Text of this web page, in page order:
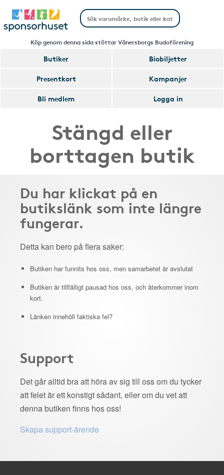
Köp genom denna sida stöttar Vänersborgs Budoförening
Butiker
Biobiljetter
Presentkort
Kampanjer
Bli medlem
Logga in
Stängd eller
borttagen butik
Du har klickat på en
butikslänk som inte längre
fungerar.
Detta kan bero på flera saker:
Butiken har funnits hos oss, men samarbetet är avslutat
Butiken är tillfälligt pausad hos oss, och återkommer inom
kort.
Länken innehöll faktiska fel?
Support
Det går alltid bra att höra av sig till oss om du tycker
att felet är ett konstigt sådant, eller om du vet att
denna butiken finns hos oss!
Skapa support-ärende